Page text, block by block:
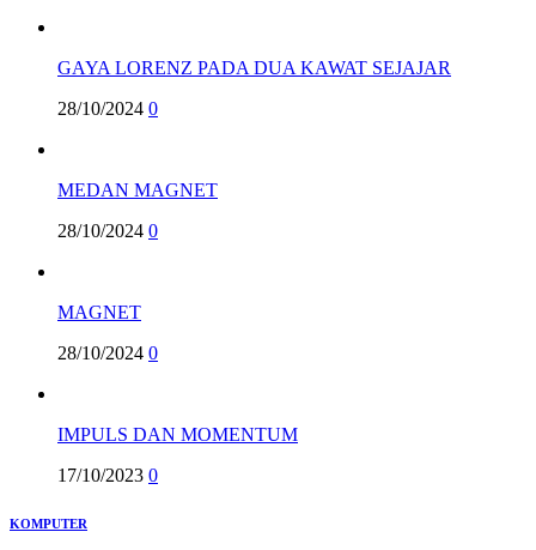
GAYA LORENZ PADA DUA KAWAT SEJAJAR
28/10/2024 0
MEDAN MAGNET
28/10/2024 0
MAGNET
28/10/2024 0
IMPULS DAN MOMENTUM
17/10/2023 0
KOMPUTER